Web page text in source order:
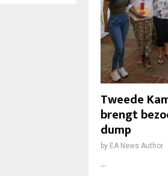
Tweede
brengt
dump
by EA News Author